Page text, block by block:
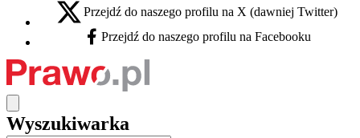
X - otwiera się w nowej karcie
Przejdź do naszego profilu na X (dawniej Twitter)
Facebook - otwiera się w nowej karcie
Przejdź do naszego profilu na Facebooku
Wyszukiwarka